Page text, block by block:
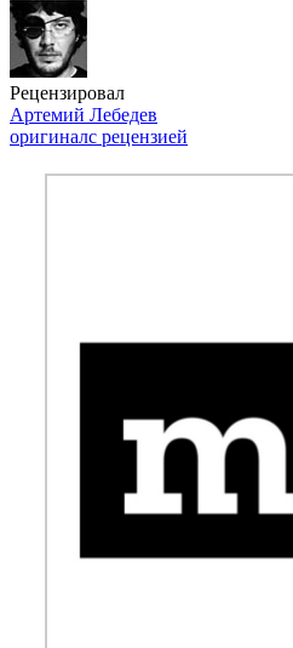
Рецензировал
Артемий Лебедев
оригиналс рецензией